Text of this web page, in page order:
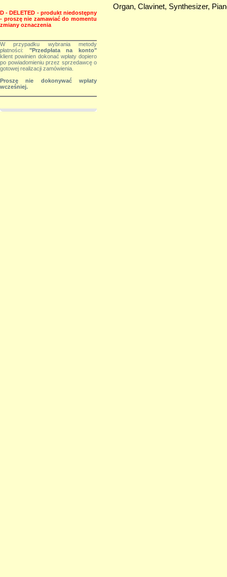
D - DELETED - produkt niedostępny
- proszę nie zamawiać do momentu
zmiany oznaczenia
W przypadku wybrania metody
płatności: "Przedpłata na konto"
klient powinien dokonać wpłaty dopiero
po powiadomieniu przez sprzedawcę o
gotowej realizacji zamówienia.
Proszę nie dokonywać wpłaty
wcześniej.
Organ, Clavinet, Synthesizer,